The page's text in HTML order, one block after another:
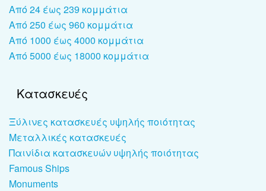
Από 24 έως 239 κομμάτια
Από 250 έως 960 κομμάτια
Από 1000 έως 4000 κομμάτια
Από 5000 έως 18000 κομμάτια
Κατασκευές
Ξύλινες κατασκευές υψηλής ποιότητας
Μεταλλικές κατασκευές
Παινίδια κατασκευών υψηλής ποιότητας
Famous Ships
Monuments